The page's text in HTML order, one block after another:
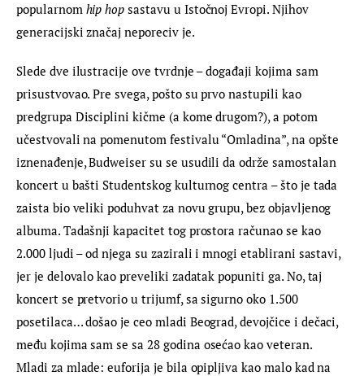
popularnom hip hop sastavu u Istočnoj Evropi. Njihov
generacijski značaj neporeciv je.
Slede dve ilustracije ove tvrdnje – događaji kojima sam
prisustvovao. Pre svega, pošto su prvo nastupili kao
predgrupa Disciplini kičme (a kome drugom?), a potom
učestvovali na pomenutom festivalu “Omladina”, na opšte
iznenađenje, Budweiser su se usudili da održe samostalan
koncert u bašti Studentskog kulturnog centra – što je tada
zaista bio veliki poduhvat za novu grupu, bez objavljenog
albuma. Tadašnji kapacitet tog prostora računao se kao
2.000 ljudi – od njega su zazirali i mnogi etablirani sastavi,
jer je delovalo kao preveliki zadatak popuniti ga. No, taj
koncert se pretvorio u trijumf, sa sigurno oko 1.500
posetilaca… došao je ceo mladi Beograd, devojčice i dečaci,
među kojima sam se sa 28 godina osećao kao veteran.
Mladi za mlade: euforija je bila opipljiva kao malo kad na